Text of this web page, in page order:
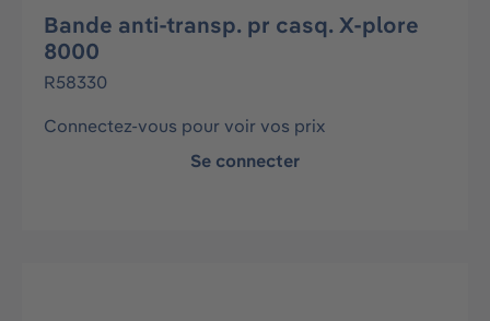
Bande anti-transp. pr casq. X-plore
8000
R58330
Connectez-vous pour voir vos prix
Se connecter